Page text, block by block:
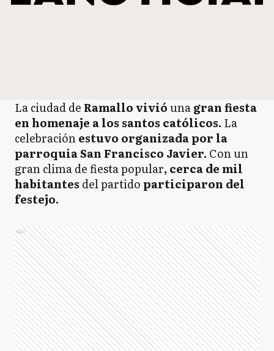
La ciudad de Ramallo vivióunagran fiesta
en homenaje a los santos católicos. La
celebraciónestuvo organizada por la
parroquia San Francisco Javier. Con un
gran clima de fiesta popular, cerca de mil
habitantes del partido participaron del
festejo.
Ads